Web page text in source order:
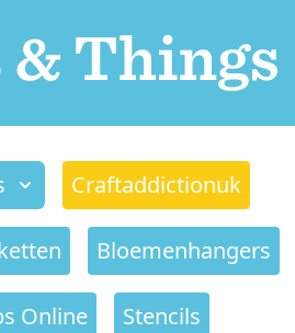
Craftaddictionuk
Bloemenhangers
Online Stencils